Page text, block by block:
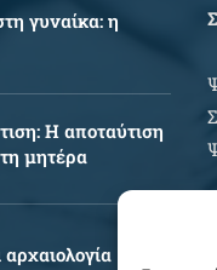
γυναίκα: η
Η αποταύτιση
μητέρα